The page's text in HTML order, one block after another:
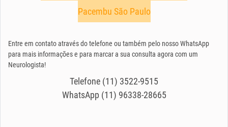
Pacembu São Paulo
Entre em contato através do telefone ou também pelo nosso WhatsApp
para mais informações e para marcar a sua consulta agora com um
Neurologista!
Telefone (11) 3522-9515
WhatsApp (11) 96338-28665